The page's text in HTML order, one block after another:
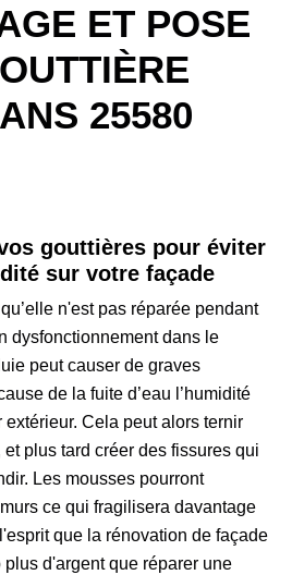
ET POSE
25580
gouttières pour éviter
sur votre façade
n'est pas réparée pendant
dysfonctionnement dans le
peut causer de graves
de la fuite d’eau l’humidité
extérieur. Cela peut alors ternir
plus tard créer des fissures qui
Les mousses pourront
ce qui fragilisera davantage
que la rénovation de façade
d'argent que réparer une